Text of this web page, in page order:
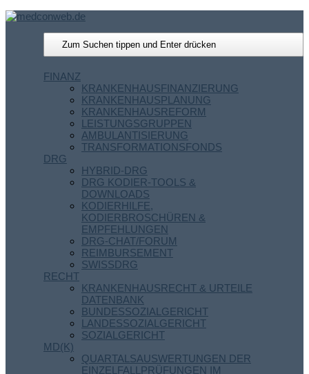
FINANZ
KRANKENHAUSFINANZIERUNG
KRANKENHAUSPLANUNG
KRANKENHAUSREFORM
LEISTUNGSGRUPPEN
AMBULANTISIERUNG
TRANSFORMATIONSFONDS
DRG
HYBRID-DRG
DRG KODIER-TOOLS &
DOWNLOADS
KODIERHILFE,
KODIERBROSCHÜREN &
EMPFEHLUNGEN
DRG-CHAT/FORUM
REIMBURSEMENT
SWISSDRG
RECHT
KRANKENHAUSRECHT & URTEILE
DATENBANK
BUNDESSOZIALGERICHT
LANDESSOZIALGERICHT
SOZIALGERICHT
MD(K)
QUARTALSAUSWERTUNGEN DER
EINZELFALLPRÜFUNGEN IM